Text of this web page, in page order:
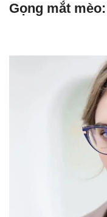
Gọng mắt mèo: